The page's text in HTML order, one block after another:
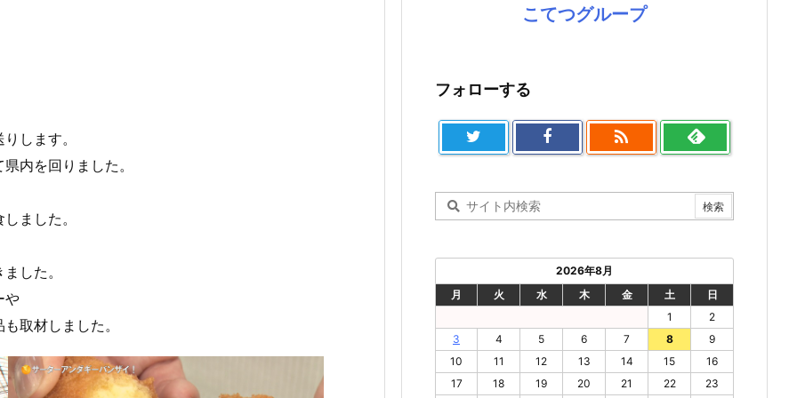
します。
内を回りました。
ました。
した。
や
取材しました。
こてつグループ
フォローする

2026年8月
月
火 水 木 金 土
日
1
2
3
4 5 6 7 8
9
10
11 12 13 14 15
16
17
18 19 20 21 22 23